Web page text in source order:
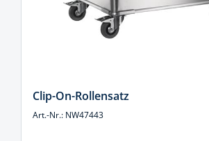
Clip-On-Rollensatz
Art.-Nr.: NW47443